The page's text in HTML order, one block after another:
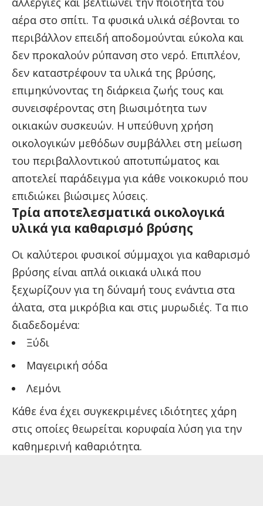
αέρα στο σπίτι. Τα φυσικά υλικά σέβονται το
περιβάλλον επειδή αποδομούνται εύκολα και
δεν προκαλούν ρύπανση στο νερό. Επιπλέον,
δεν καταστρέφουν τα υλικά της βρύσης,
επιμηκύνοντας τη διάρκεια ζωής τους και
συνεισφέροντας στη βιωσιμότητα των
οικιακών συσκευών. Η υπεύθυνη χρήση
οικολογικών μεθόδων συμβάλλει στη μείωση
του περιβαλλοντικού αποτυπώματος και
αποτελεί παράδειγμα για κάθε νοικοκυριό που
επιδιώκει βιώσιμες λύσεις.
Τρία αποτελεσματικά οικολογικά
υλικά για καθαρισμό βρύσης
Οι καλύτεροι φυσικοί σύμμαχοι για καθαρισμό
βρύσης είναι απλά οικιακά υλικά που
ξεχωρίζουν για τη δύναμή τους ενάντια στα
άλατα, στα μικρόβια και στις μυρωδιές. Τα πιο
διαδεδομένα:
Ξύδι
Μαγειρική σόδα
Λεμόνι
Κάθε ένα έχει συγκεκριμένες ιδιότητες χάρη
στις οποίες θεωρείται κορυφαία λύση για την
καθημερινή καθαριότητα.